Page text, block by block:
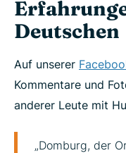
Deutschen
Auf unserer
Kommentare und
anderer Leute mit
„Domburg, der